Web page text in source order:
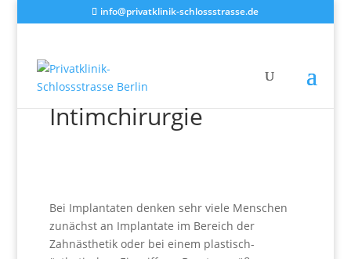
info@privatklinik-schlossstrasse.de
Implantate in der
Intimchirurgie
Bei Implantaten denken sehr viele Menschen
zunächst an Implantate im Bereich der
Zahnästhetik oder bei einem plastisch-